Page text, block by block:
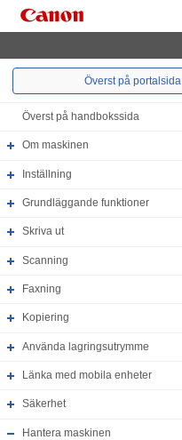
Överst på portalsida
Överst på handbokssida
Om maskinen
Inställning
Grundläggande funktioner
Skriva ut
Scanning
Faxning
Kopiering
Använda lagringsutrymme
Länka med mobila enheter
Säkerhet
Hantera maskinen